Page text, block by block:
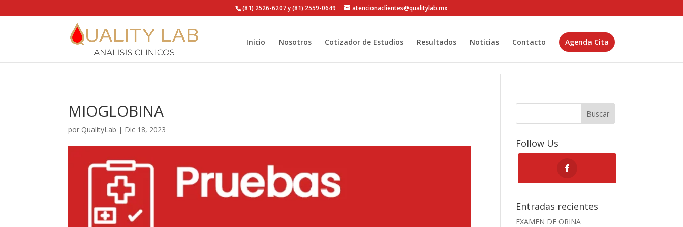
(81) 2526-6207 y (81) 2559-0649 atencionaclientes@qualitylab.mx
Inicio Nosotros Cotizador de Estudios Resultados Noticias Contacto Agenda Cita
MIOGLOBINA
por QualityLab | Dic 18, 2023
Buscar
Follow Us
Entradas recientes
EXAMEN DE ORINA